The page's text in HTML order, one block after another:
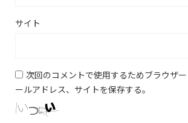
サイト
次回のコメントで使用するためブラウザ
ールアドレス、サイトを保存する。